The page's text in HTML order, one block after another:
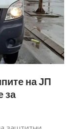
на ЈП
за